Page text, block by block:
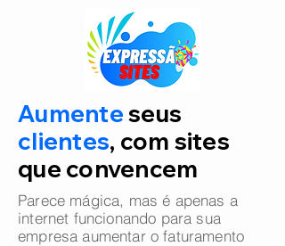
Aumenteseus
clientes, com sites
que convencem
Parece mágica, mas é apenas a
internet funcionando para sua
empresa aumentar o faturamento